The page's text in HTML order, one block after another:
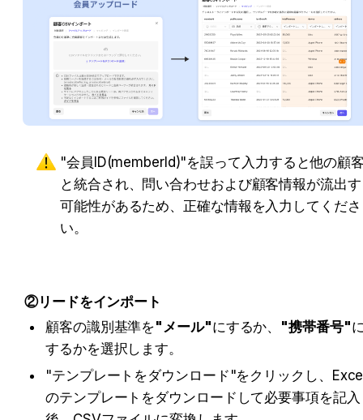
"会員ID(memberId)"を誤って入力すると他の顧
と統合され、問い合わせおよび顧客情報が流出
可能性があるため、正確な情報を入力してくださ
い。
②リードをインポート
顧客の識別基準を"メール"にするか、 "携帯番号"
するかを選択します。
"テンプレートをダウンロード"をクリックし、
のテンプレートをダウンロードして必要事項を記入